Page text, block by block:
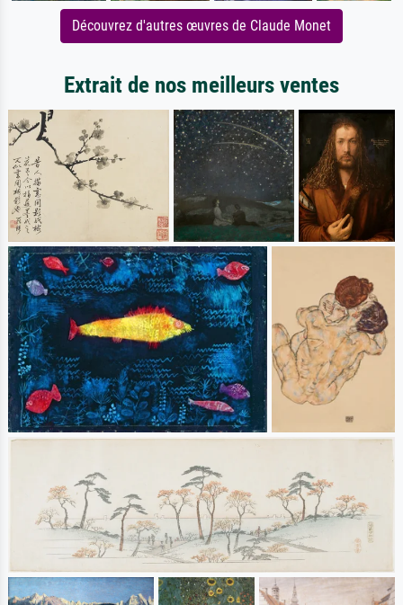
Découvrez d'autres œuvres de Claude Monet
Extrait de nos meilleurs ventes